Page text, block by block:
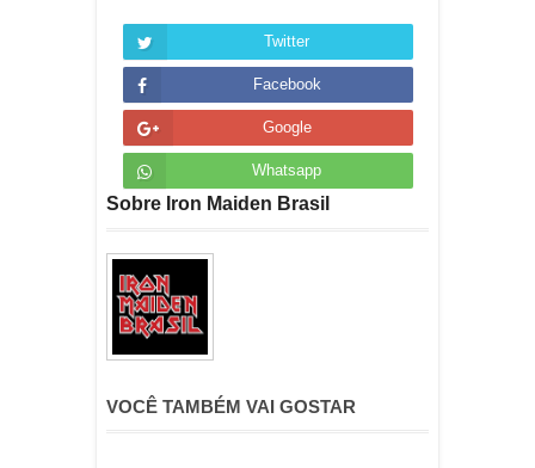
Twitter
Facebook
Google
Whatsapp
Sobre Iron Maiden Brasil
VOCÊ TAMBÉM VAI GOSTAR